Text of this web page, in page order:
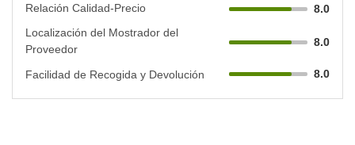
Relación Calidad-Precio
8.0
Localización del Mostrador del
Proveedor
8.0
Facilidad de Recogida y Devolución 8.0